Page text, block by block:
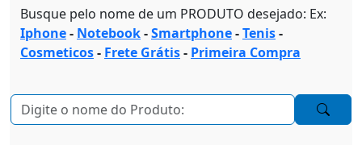
Busque pelo nome de um PRODUTO desejado: Ex:
Iphone- Notebook-Smartphone-Tenis-
Cosmeticos- Frete Grátis- Primeira Compra